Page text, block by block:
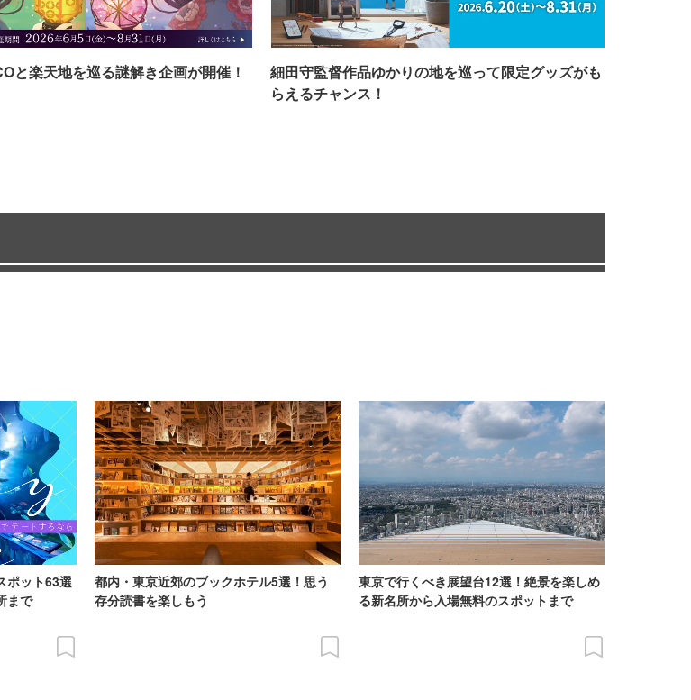
と楽天地を巡る謎解き企画が開催！
細田守監督作品ゆかりの地を巡って限定グッズがも
らえるチャンス！
ポット63選
まで
都内・東京近郊のブックホテル5選！思う
存分読書を楽しもう
東京で行くべき展望台12選！絶景を楽しめ
る新名所から入場無料のスポットまで